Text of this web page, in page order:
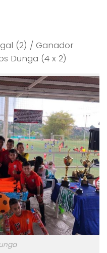
(2) / Ganador
Dunga (4 x 2)